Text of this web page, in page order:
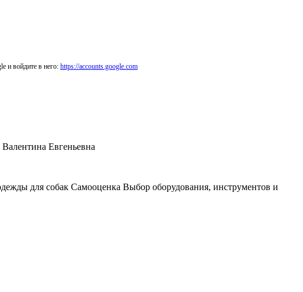
и войдите в него: https://accounts.google.com
Евгеньевна
для собак Самооценка Выбор оборудования, инструментов и